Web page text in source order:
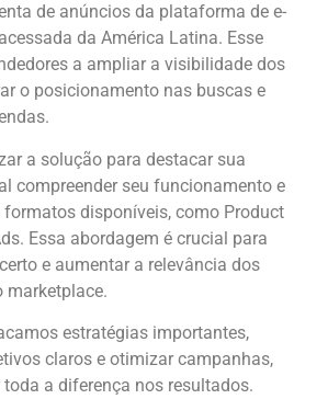
de anúncios da plataforma de e-
da América Latina. Esse
a ampliar a visibilidade dos
o posicionamento nas buscas e
a solução para destacar sua
compreender seu funcionamento e
formatos disponíveis, como Product
Essa abordagem é crucial para
e aumentar a relevância dos
marketplace.
estratégias importantes,
claros e otimizar campanhas,
a diferença nos resultados.